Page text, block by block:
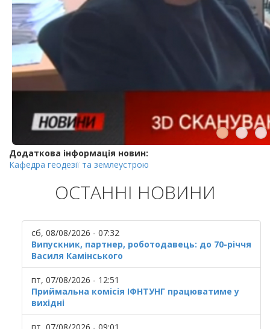
Додаткова інформація новин:
Кафедра геодезії та землеустрою
ОСТАННІ НОВИНИ
сб, 08/08/2026 - 07:32
Випускник, партнер, роботодавець: до 70-річчя
Василя Камінського
пт, 07/08/2026 - 12:51
Приймальна комісія ІФНТУНГ працюватиме у
вихідні